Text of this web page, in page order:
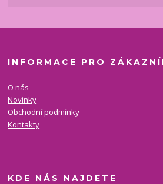
INFORMACE PRO
O nás
Novinky
Obchodní podmínky
Kontakty
KDE NÁS NAJDETE